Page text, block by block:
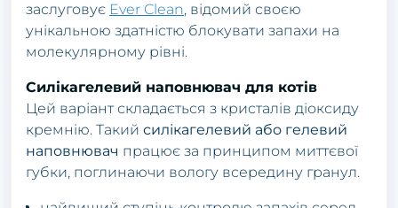
заслуговує Ever Clean, відомий своєю
унікальною здатністю блокувати запахи на
молекулярному рівні.
Силікагелевий наповнювач для котів
Цей варіант складається з кристалів діоксиду
кремнію. Такий силікагелевий або гелевий
наповнювач працює за принципом миттєвої
губки, поглинаючи вологу всередину гранул.